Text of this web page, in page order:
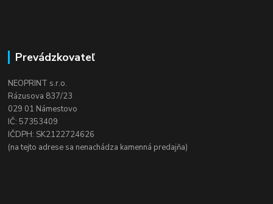
Prevádzkovateľ
NEOPRINT s.r.o.
Rázusova 837/23
029 01 Námestovo
IČ: 57353409
IČDPH: SK2122724626
(na tejto adrese sa nenachádza kamenná predajňa)